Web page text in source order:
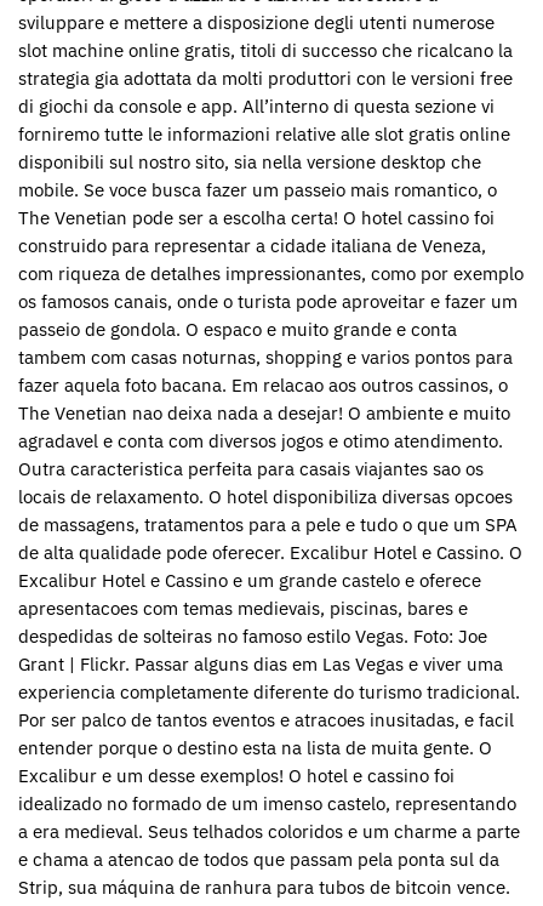
sviluppare e mettere a disposizione degli utenti numerose
slot machine online gratis, titoli di successo che ricalcano la
strategia gia adottata da molti produttori con le versioni free
di giochi da console e app. All’interno di questa sezione vi
forniremo tutte le informazioni relative alle slot gratis online
disponibili sul nostro sito, sia nella versione desktop che
mobile. Se voce busca fazer um passeio mais romantico, o
The Venetian pode ser a escolha certa! O hotel cassino foi
construido para representar a cidade italiana de Veneza,
com riqueza de detalhes impressionantes, como por exemplo
os famosos canais, onde o turista pode aproveitar e fazer um
passeio de gondola. O espaco e muito grande e conta
tambem com casas noturnas, shopping e varios pontos para
fazer aquela foto bacana. Em relacao aos outros cassinos, o
The Venetian nao deixa nada a desejar! O ambiente e muito
agradavel e conta com diversos jogos e otimo atendimento.
Outra caracteristica perfeita para casais viajantes sao os
locais de relaxamento. O hotel disponibiliza diversas opcoes
de massagens, tratamentos para a pele e tudo o que um SPA
de alta qualidade pode oferecer. Excalibur Hotel e Cassino. O
Excalibur Hotel e Cassino e um grande castelo e oferece
apresentacoes com temas medievais, piscinas, bares e
despedidas de solteiras no famoso estilo Vegas. Foto: Joe
Grant | Flickr. Passar alguns dias em Las Vegas e viver uma
experiencia completamente diferente do turismo tradicional.
Por ser palco de tantos eventos e atracoes inusitadas, e facil
entender porque o destino esta na lista de muita gente. O
Excalibur e um desse exemplos! O hotel e cassino foi
idealizado no formado de um imenso castelo, representando
a era medieval. Seus telhados coloridos e um charme a parte
e chama a atencao de todos que passam pela ponta sul da
Strip, sua máquina de ranhura para tubos de bitcoin vence.